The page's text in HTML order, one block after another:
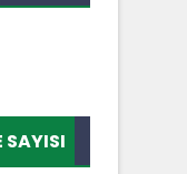
SAYISI